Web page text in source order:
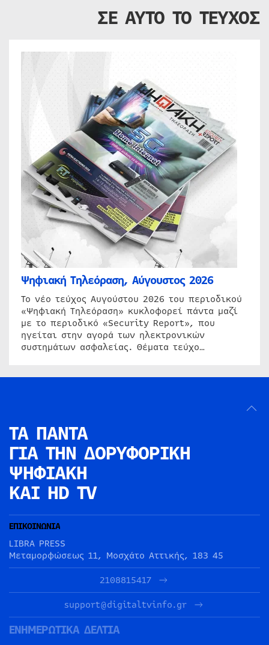
ΣΕ ΑΥΤΟ ΤΟ ΤΕΥΧΟΣ
Ψηφιακή Τηλεόραση, Αύγουστος 2026
Το νέο τεύχος Αυγούστου 2026 του περιοδικού
«Ψηφιακή Τηλεόραση» κυκλοφορεί πάντα μαζί
με το περιοδικό «Security Report», που
ηγείται στην αγορά των ηλεκτρονικών
συστημάτων ασφαλείας. Θέματα τεύχο…
ΤΑ ΠΑΝΤΑ
ΓΙΑ ΤΗΝ ΔΟΡΥΦΟΡΙΚΗ
ΨΗΦΙΑΚΗ
ΚΑΙ HD TV
ΕΠΙΚΟΙΝΩΝΙΑ
LIBRA PRESS
Μεταμορφώσεως 11, Μοσχάτο Αττικής, 183 45
2108815417
support@digitaltvinfo.gr
ΕΝΗΜΕΡΩΤΙΚΑ ΔΕΛΤΙΑ